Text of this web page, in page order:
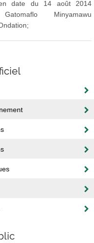
date du 14 août 2014
Minyamawu